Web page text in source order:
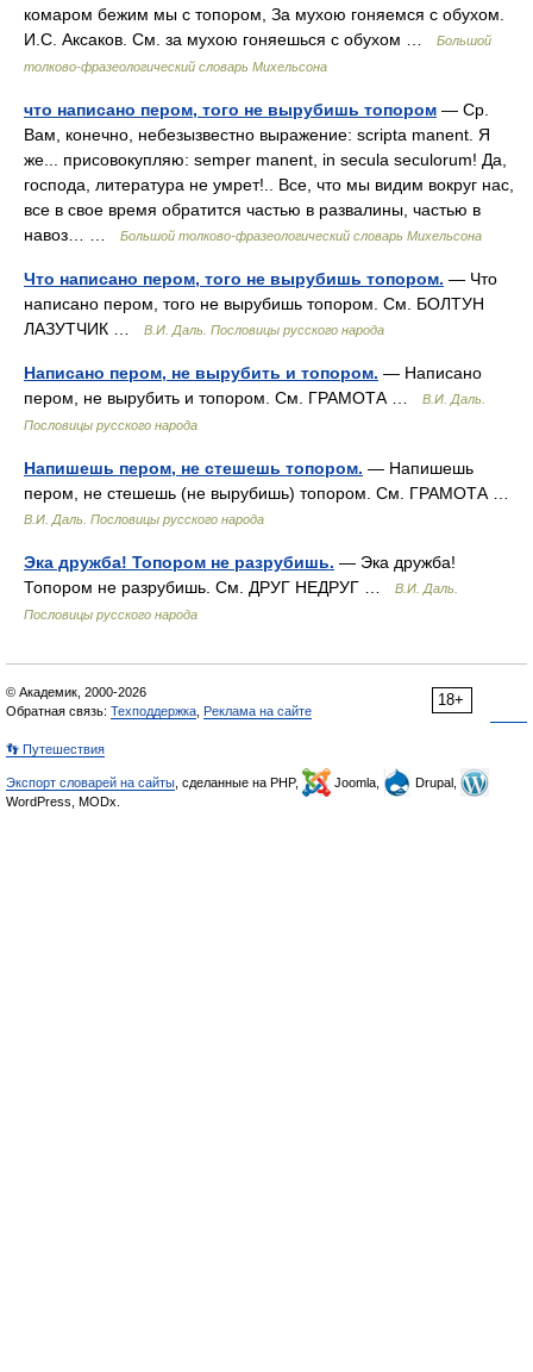
комаром бежим мы с топором, За мухою гоняемся с обухом.
И.С. Аксаков. См. за мухою гоняешься с обухом …
Большой
толково-фразеологический словарь Михельсона
что написано пером, того не вырубишь топором — Ср.
Вам, конечно, небезызвестно выражение: scripta manent. Я
же... присовокупляю: semper manent, in secula seculorum! Да,
господа, литература не умрет!.. Все, что мы видим вокруг нас,
все в свое время обратится частью в развалины, частью в
навоз… …
Большой толково-фразеологический словарь Михельсона
Что написано пером, того не вырубишь топором. — Что
написано пером, того не вырубишь топором. См. БОЛТУН
ЛАЗУТЧИК …
В.И. Даль. Пословицы русского народа
Написано пером, не вырубить и топором. — Написано
пером, не вырубить и топором. См. ГРАМОТА …
В.И. Даль.
Пословицы русского народа
Напишешь пером, не стешешь топором. — Напишешь
пером, не стешешь (не вырубишь) топором. См. ГРАМОТА …
В.И. Даль. Пословицы русского народа
Эка дружба! Топором не разрубишь. — Эка дружба!
Топором не разрубишь. См. ДРУГ НЕДРУГ …
В.И. Даль.
Пословицы русского народа
18+
© Академик, 2000-2026
Обратная связь: Техподдержка Реклама на сайте
👣 Путешествия
Экспорт словарей на сайты , сделанные на PHP, Joomla,
Drupal,
WordPress, MODx.